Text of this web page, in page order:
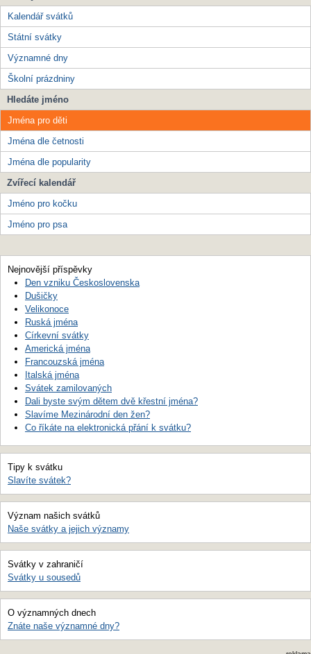
Kalendář svátků
Státní svátky
Významné dny
Školní prázdniny
Hledáte jméno
Jména pro děti
Jména dle četnosti
Jména dle popularity
Zvířecí kalendář
Jméno pro kočku
Jméno pro psa
Nejnovější příspěvky
Den vzniku Československa
Dušičky
Velikonoce
Ruská jména
Církevní svátky
Americká jména
Francouzská jména
Italská jména
Svátek zamilovaných
Dali byste svým dětem dvě křestní jména?
Slavíme Mezinárodní den žen?
Co říkáte na elektronická přání k svátku?
Tipy k svátku
Slavíte svátek?
Význam našich svátků
Naše svátky a jejich významy
Svátky v zahraničí
Svátky u sousedů
O významných dnech
Znáte naše významné dny?